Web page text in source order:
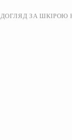
ДОГЛЯД ЗА ШКІРОЮ